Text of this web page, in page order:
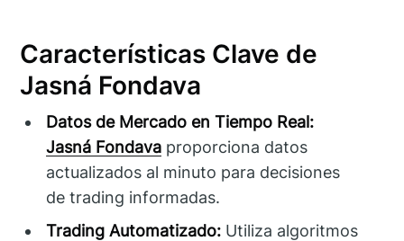
Características Clave de
Jasná Fondava
Datos de Mercado en Tiempo Real:
Jasná Fondava proporciona datos
actualizados al minuto para decisiones
de trading informadas.
Trading Automatizado: Utiliza algoritmos